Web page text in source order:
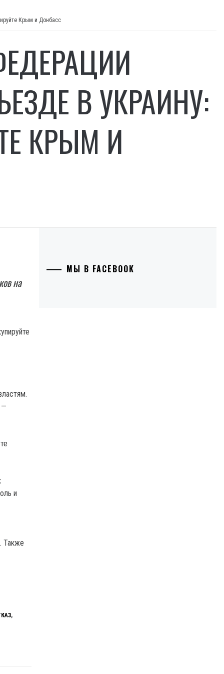
Крым и Донбасс
В УКРАИНУ:
КРЫМ И
на
—
и
Также
,
МЫ В FACEBOOK